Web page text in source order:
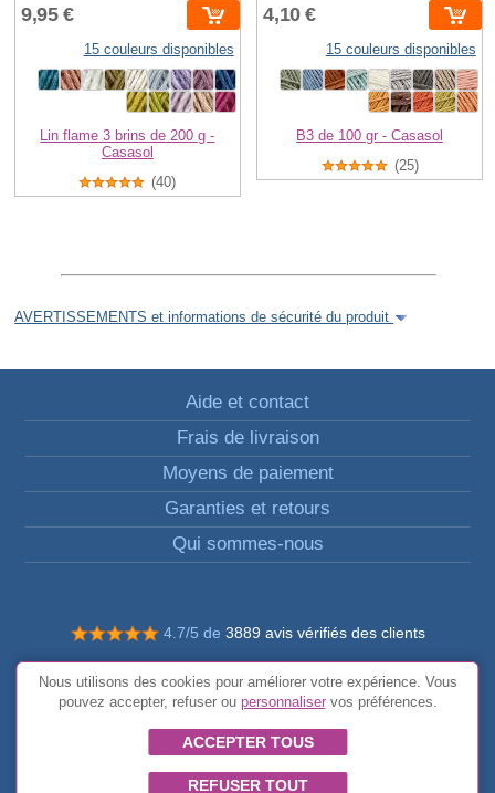
9,95 €
15 couleurs disponibles
Lin flame 3 brins de 200 g -
Casasol
(40)
4,10 €
15 couleurs disponibles
B3 de 100 gr - Casasol
(25)
AVERTISSEMENTS et informations de sécurité du produit
Aide et contact
Frais de livraison
Moyens de paiement
Garanties et retours
Qui sommes-nous
4.7/5 de 3889 avis vérifiés des clients
© Tous droits réservés FunToCome
Conditions générales
Nous utilisons des cookies pour améliorer votre expérience. Vous
pouvez accepter, refuser ou personnaliservos préférences.
ACCEPTER TOUS
REFUSER TOUT